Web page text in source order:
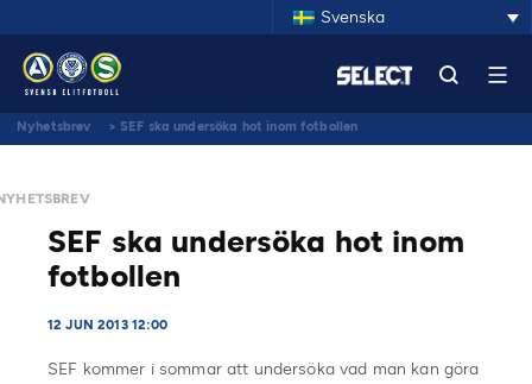
Svenska
Nyhetsbrev > SEF ska undersöka hot inom fotbollen
SEF ska undersöka hot inom
fotbollen
12 JUN 2013 12:00
SEF kommer i sommar att undersöka vad man kan göra